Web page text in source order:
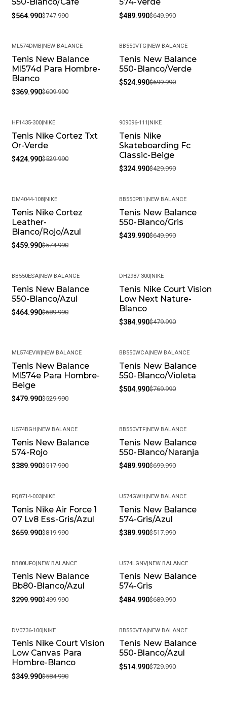
$564.990$747.990 $489.990$649.990
-39%
ML574DMB NEW BALANCE
Tenis New Balance
Ml574d Para Hombre-
Blanco
$369.990$609.990
-25%
BB550VTG NEW BALANCE
Tenis New Balance
550-Blanco/Verde
$524.990$699.990
-20%
HF1435-300| NIKE
Tenis Nike Cortez Txt
Or-Verde
$424.990$529.990
-24%
909096-111 NIKE
Tenis Nike
Skateboarding Fc
Classic-Beige
$324.990$429.990
-20%
DM4044-108| NIKE
Tenis Nike Cortez
Leather-
Blanco/Rojo/Azul
$459.990$574.990
-32%
BB550PB1 NEW BALANCE
Tenis New Balance
550-Blanco/Gris
$439.990$649.990
-33%
BB550ESA| NEW BALANCE
Tenis New Balance
550-Blanco/Azul
$464.990$689.990
-20%
DH2987-300 NIKE
Tenis Nike Court Vision
Low Next Nature-
Blanco
$384.990$479.990
-9%
ML574EVW| NEW BALANCE
Tenis New Balance
Ml574e Para Hombre-
Beige
$479.990$529.990
-34%
BB550WCA NEW BALANCE
Tenis New Balance
550-Blanco/Violeta
$504.990$769.990
-25%
U574BGH|NEW BALANCE
Tenis New Balance
574-Rojo
$389.990$517.990
-30%
BB550VTF|NEW BALANCE
Tenis New Balance
550-Blanco/Naranja
$489.990$699.990
-20%
FQ8714-003|NIKE
Tenis Nike Air Force 1
07 Lv8 Ess-Gris/Azul
$659.990$819.990
-25%
U574GWH|NEW BALANCE
Tenis New Balance
574-Gris/Azul
$389.990$517.990
-40%
BB80UFO|NEW BALANCE
Tenis New Balance
Bb80-Blanco/Azul
$299.990$499.990
-30%
U574LGNV|NEW BALANCE
Tenis New Balance
574-Gris
$484.990$689.990
-40%
DV0736-100|NIKE
Tenis Nike Court Vision
Low Canvas Para
Hombre-Blanco
$349.990$584.990
-29%
BB550VTA|NEW BALANCE
Tenis New Balance
550-Blanco/Azul
$514.990$729.990